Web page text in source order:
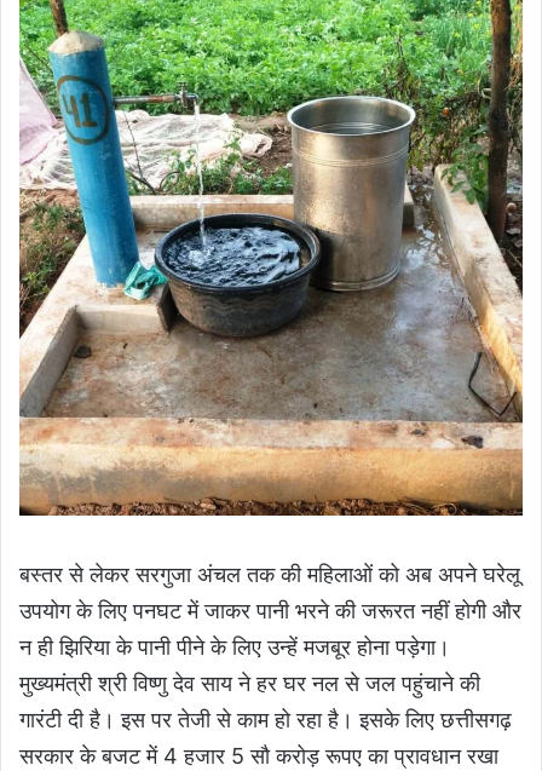
बस्तर से लेकर सरगुजा अंचल तक की महिलाओं को अब अपने घरेलू
उपयोग के लिए पनघट में जाकर पानी भरने की जरूरत नहीं होगी और
न ही झिरिया के पानी पीने के लिए उन्हें मजबूर होना पड़ेगा।
मुख्यमंत्री श्री विष्णु देव साय ने हर घर नल से जल पहुंचाने की
गारंटी दी है। इस पर तेजी से काम हो रहा है। इसके लिए छत्तीसगढ़
सरकार के बजट में 4 हजार 5 सौ करोड़ रूपए का प्रावधान रखा